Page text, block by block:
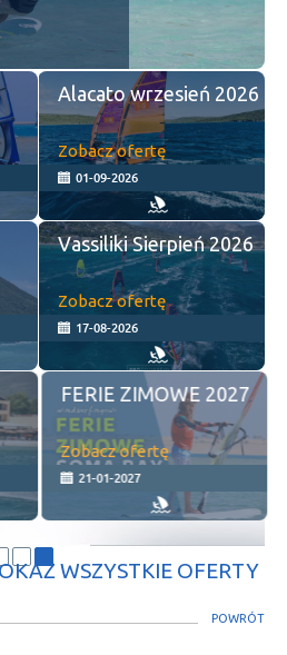
Zobacz ofertę
Zobacz ofertę
Zobacz ofertę
WSZYSTKIE OFERTY
POWRÓT